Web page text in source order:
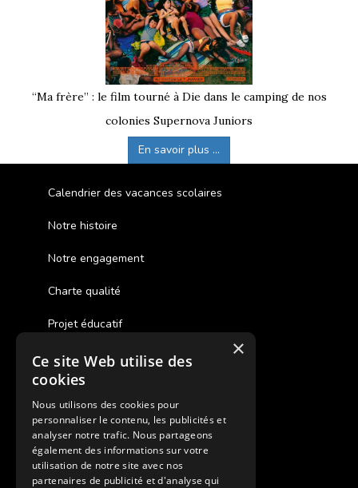
“Ma frère” : le film tourné à Die dans le camping de nos
colonies Supernova Juniors
En savoir plus ...
Calendrier des vacances scolaires
Notre histoire
Notre engagement
Charte qualité
Projet éducatif
Des colonies de vacances inclusives
Assurances annulations
Aides financières pour partir en colonie
Charte de confidentialité
×
Ce site Web utilise des
cookies
Nous utilisons des cookies pour
personnaliser le contenu, les publicités et
analyser notre trafic. Nous partageons
également des informations sur votre
utilisation de notre site avec nos
partenaires de publicité et d'analyse qui